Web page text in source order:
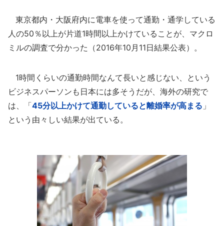
東京都内・大阪府内に電車を使って通勤・通学している
人の50％以上が片道1時間以上かけていることが、マクロ
ミルの調査で分かった（2016年10月11日結果公表）。
1時間くらいの通勤時間なんて長いと感じない、という
ビジネスパーソンも日本には多そうだが、海外の研究で
は、「45分以上かけて通勤していると離婚率が高まる 」
という由々しい結果が出ている。